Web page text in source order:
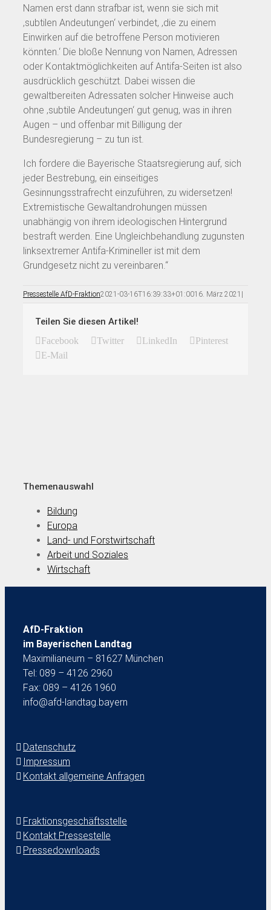
Namen erst dann strafbar ist, wenn sie sich mit
‚subtilen Andeutungen‘ verbindet, ‚die zu einem
Einwirken auf die betroffene Person motivieren
könnten.‘ Die bloße Nennung von Namen, Adressen
oder Kontaktmöglichkeiten auf Antifa-Seiten ist also
ausdrücklich geschützt. Dabei wissen die
gewaltbereiten Adressaten solcher Hinweise auch
ohne ‚subtile Andeutungen‘ gut genug, was in ihren
Augen – und offenbar mit Billigung der
Bundesregierung – zu tun ist.
Ich fordere die Bayerische Staatsregierung auf, sich
jeder Bestrebung, ein einseitiges
Gesinnungsstrafrecht einzuführen, zu widersetzen!
Extremistische Gewaltandrohungen müssen
unabhängig von ihrem ideologischen Hintergrund
bestraft werden. Eine Ungleichbehandlung zugunsten
linksextremer Antifa-Krimineller ist mit dem
Grundgesetz nicht zu vereinbaren.“
Pressestelle AfD-Fraktion2021-03-16T16:39:33+01:0016. März 2021 |
Teilen Sie diesen Artikel!
Facebook Twitter LinkedIn
Pinterest
E-Mail
Themenauswahl
Bildung
Europa
Land- und Forstwirtschaft
Arbeit und Soziales
Wirtschaft
AfD-Fraktion
im Bayerischen Landtag
Maximilianeum – 81627 München
Tel: 089 – 4126 2960
Fax: 089 – 4126 1960
info@afd-landtag.bayern
Datenschutz
Impressum
Kontakt allgemeine Anfragen
Fraktionsgeschäftsstelle
Kontakt Pressestelle
Pressedownloads